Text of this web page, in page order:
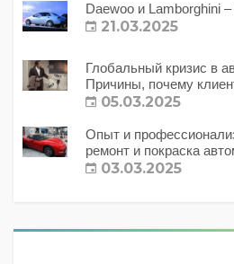
Daewoo и Lamborghini
21.03.2025
Глобальный кризис в
Причины, почему
с этим делать?
05.03.2025
Опыт и
ремонт и покраска
03.03.2025